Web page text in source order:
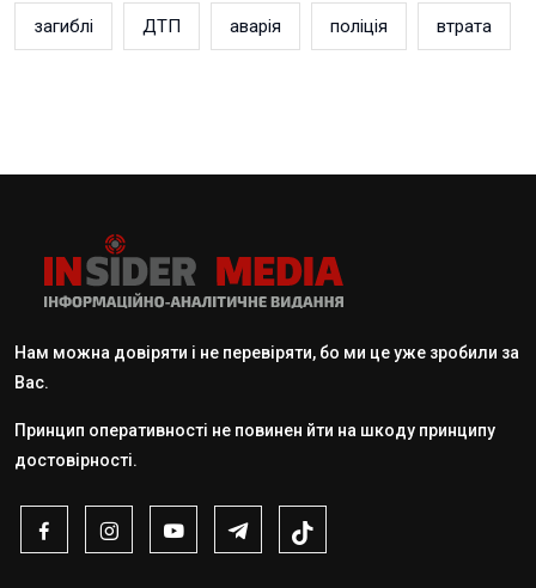
загиблі ДТП аварія поліція втрата
Нам можна довіряти і не перевіряти, бо ми це уже зробили за
Вас.
Принцип оперативності не повинен йти на шкоду принципу
достовірності.